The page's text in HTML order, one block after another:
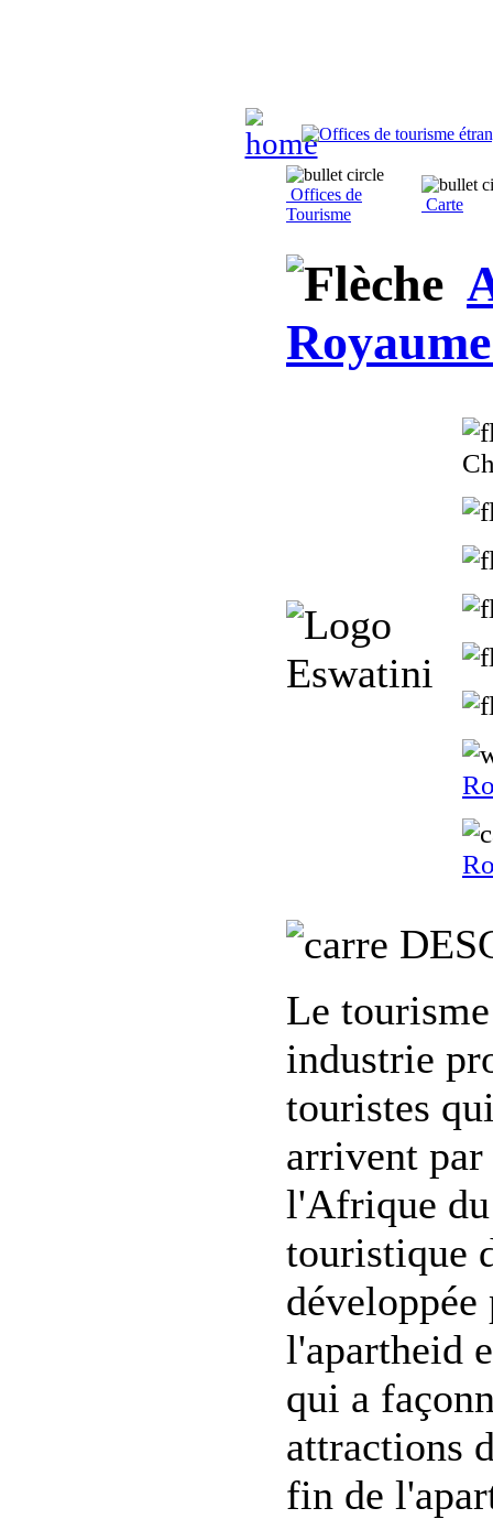
Offices de
Tourisme
Carte
Le
industrie
touristes
arrivent
l'Afrique
touristique
l'apartheid
qui a
attractions
fin de